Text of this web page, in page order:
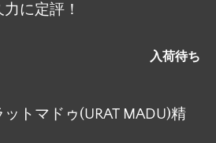
に定評！
入荷待ち
ットマドゥ(URAT MADU)精